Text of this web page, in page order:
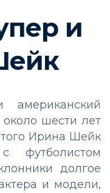
и
американский
около шести лет
Ирина Шейк
долгое
и модели,